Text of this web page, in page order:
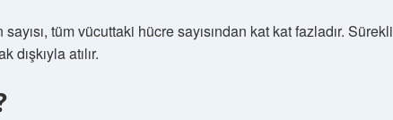
tüm vücuttaki hücre sayısından kat kat fazladır. Sürekli
atılır.